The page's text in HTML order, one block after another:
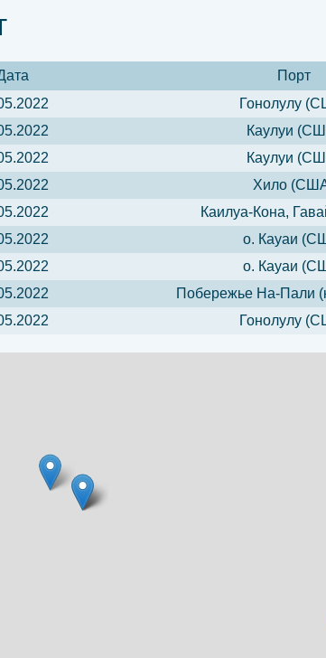
Порт
Гонолулу
Каулуи
Каулуи
Хило
Каилуа-Кона,
о. Кауаи
о. Кауаи
Побережье На-Пали
Гонолулу